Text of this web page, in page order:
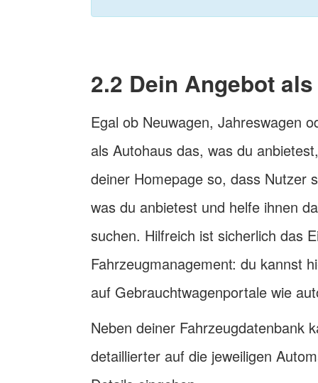
2.2 Dein Angebot
Egal ob Neuwagen, Jahreswagen
als Autohaus das, was du
deiner Homepage so, dass Nutzer
was du anbietest und helfe ihnen
suchen. Hilfreich ist sicherlich das
Fahrzeugmanagement: du kannst
auf Gebrauchtwagenportale wie
Neben deiner Fahrzeugdatenbank
detaillierter auf die jeweiligen